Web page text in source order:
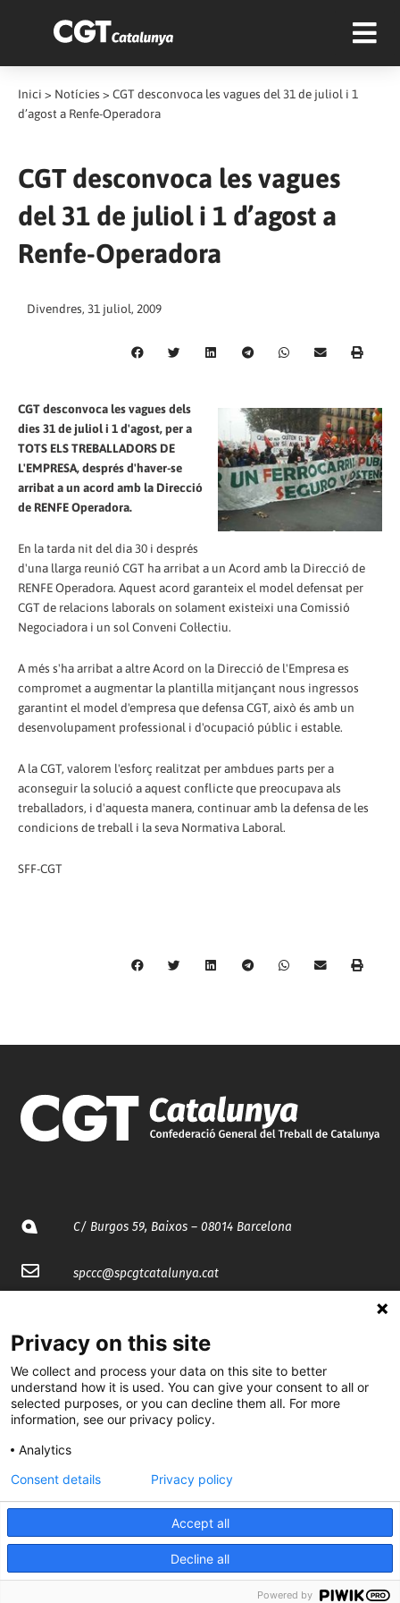
Inici > Notícies > CGT desconvoca les vagues del 31 de juliol i 1
d’agost a Renfe-Operadora
CGT desconvoca les vagues
del 31 de juliol i 1 d’agost a
Renfe-Operadora
Divendres, 31 juliol, 2009
CGT desconvoca les vagues dels
dies 31 de juliol i 1 d'agost, per a
TOTS ELS TREBALLADORS DE
L'EMPRESA, després d'haver-se
arribat a un acord amb la Direcció
de RENFE Operadora.
En la tarda nit del dia 30 i després
d'una llarga reunió CGT ha arribat a un Acord amb la Direcció de
RENFE Operadora. Aquest acord garanteix el model defensat per
CGT de relacions laborals on solament existeixi una Comissió
Negociadora i un sol Conveni Col·lectiu.
A més s'ha arribat a altre Acord on la Direcció de l'Empresa es
compromet a augmentar la plantilla mitjançant nous ingressos
garantint el model d'empresa que defensa CGT, això és amb un
desenvolupament professional i d'ocupació públic i estable.
A la CGT, valorem l'esforç realitzat per ambdues parts per a
aconseguir la solució a aquest conflicte que preocupava als
treballadors, i d'aquesta manera, continuar amb la defensa de les
condicions de treball i la seva Normativa Laboral.
SFF-CGT
C/ Burgos 59, Baixos – 08014 Barcelona
spccc@spcgtcatalunya.cat
@CGTCatalunya
cgtcatalunya
cgtcatalunya
Desenvolupat per
Privacy on this site
We collect and process your data on this site to better
understand how it is used. You can give your consent to all or
selected purposes, or you can decline them all. For more
information, see our privacy policy.
Analytics
Accept all
Decline all
Consent details Privacy policy
Powered by